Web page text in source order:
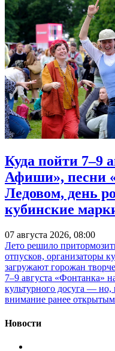
Куда пойти 7–9
Афиши», песни
Ледовом, день
кубинские
07 августа 2026, 08:00
Лето решило
отпусков, организаторы
загружают горожан
7–9 августа «Фонтанка»
культурного досуга — но,
внимание ранее
Новости